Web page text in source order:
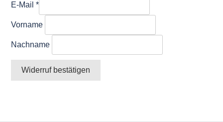
E-Mail *
E-
(wiederholen)
Vorname
Nachname
Widerruf bestätigen